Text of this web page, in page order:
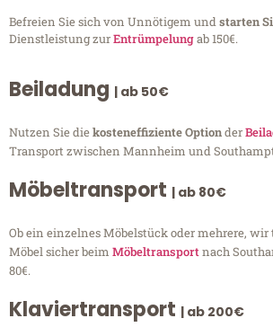
Befreien Sie sich von Unnötigem undstarten
Dienstleistung zurEntrümpelungab 150€.
Beiladung | ab 50€
Nutzen Sie diekosteneffiziente Optionder
Transport zwischen Mannheim und
Möbeltransport | ab 80€
Ob ein einzelnes Möbelstück oder mehrere,
Möbel sicher beim Möbeltransportnach
80€.
Klaviertransport | ab 200€